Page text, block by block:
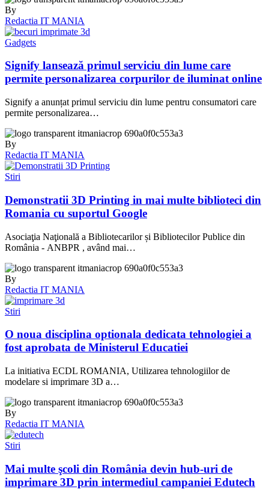
By
Redactia IT MANIA
Gadgets
Signify lansează primul serviciu din lume care
permite personalizarea corpurilor de iluminat online
Signify a anunțat primul serviciu din lume pentru consumatori care
permite personalizarea…
By
Redactia IT MANIA
Stiri
Demonstratii 3D Printing in mai multe biblioteci din
Romania cu suportul Google
Asociaţia Naţională a Bibliotecarilor și Bibliotecilor Publice din
România - ANBPR , având mai…
By
Redactia IT MANIA
Stiri
O noua disciplina optionala dedicata tehnologiei a
fost aprobata de Ministerul Educatiei
La initiativa ECDL ROMANIA, Utilizarea tehnologiilor de
modelare si imprimare 3D a…
By
Redactia IT MANIA
Stiri
Mai multe şcoli din România devin hub-uri de
imprimare 3D prin intermediul campaniei Edutech